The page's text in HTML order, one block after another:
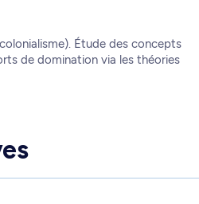
Étude des concepts
de domination via les théories